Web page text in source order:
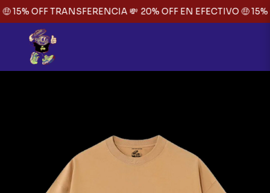
15% OFF TRANSFERENCIA 💸 20% OFF EN EFECTIVO 🤑 15%